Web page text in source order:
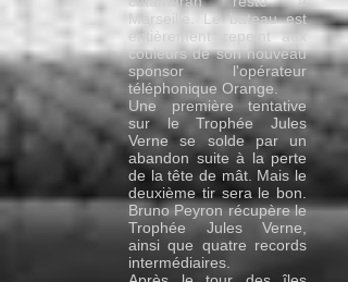
Marseille. Le bateau est
entièrement repeint aux
couleurs de son nouveau
sponsor l'opérateur
téléphonique Orange.
Une première tentative
sur le Trophée Jules
Verne se solde par un
abandon suite à la perte
de la tête de mât. Mais le
deuxième tir sera le bon.
Bruno Peyron récupère le
Trophée Jules Verne,
ainsi que quatre records
intermédiaires.